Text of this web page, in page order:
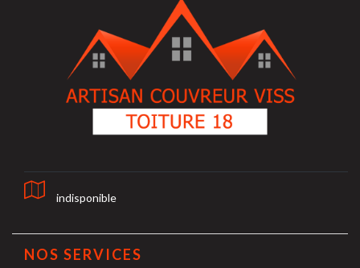
indisponible
NOS SERVICES